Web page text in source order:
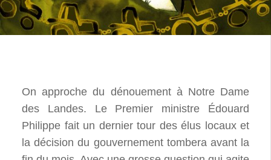
On approche du dénouement à Notre Dame
des Landes. Le Premier ministre Édouard
Philippe fait un dernier tour des élus locaux et
la décision du gouvernement tombera avant la